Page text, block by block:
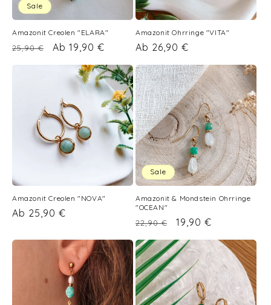
i
e
:
Sale
Amazonit Creolen "ELARA"
Normaler
25,90 € Verkaufspreis
Ab 19,90 €
Amazonit Ohrringe "VITA"
Normaler
Preis
Ab 26,90 €
Amazonit Creolen "NOVA"
Normaler
Ab 25,90 €
Sale
Amazonit & Mondstein Ohrringe
"OCEAN"
Normaler
Preis
22,90 € Verkaufspreis
19,90 €